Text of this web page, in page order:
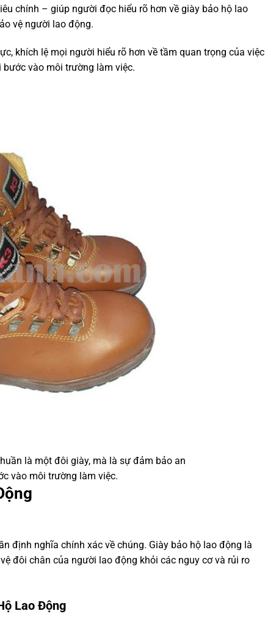
chính – giúp người đọc hiểu rõ hơn về giày bảo hộ lao
vệ người lao động.
khích lệ mọi người hiểu rõ hơn về tầm quan trọng của việc
vào môi trường làm việc.
là một đôi giày, mà là sự đảm bảo an
vào môi trường làm việc.
định nghĩa chính xác về chúng. Giày bảo hộ lao động là
đôi chân của người lao động khỏi các nguy cơ và rủi ro
Lao Động